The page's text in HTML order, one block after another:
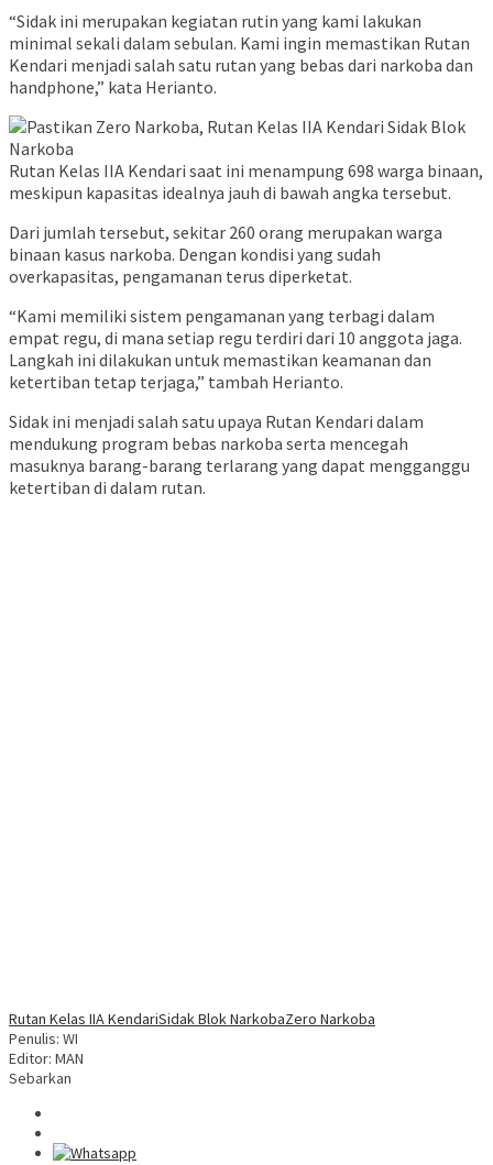
“Sidak ini merupakan kegiatan rutin yang kami lakukan
minimal sekali dalam sebulan. Kami ingin memastikan Rutan
Kendari menjadi salah satu rutan yang bebas dari narkoba dan
handphone,” kata Herianto.
Rutan Kelas IIA Kendari saat ini menampung 698 warga binaan,
meskipun kapasitas idealnya jauh di bawah angka tersebut.
Dari jumlah tersebut, sekitar 260 orang merupakan warga
binaan kasus narkoba. Dengan kondisi yang sudah
overkapasitas, pengamanan terus diperketat.
“Kami memiliki sistem pengamanan yang terbagi dalam
empat regu, di mana setiap regu terdiri dari 10 anggota jaga.
Langkah ini dilakukan untuk memastikan keamanan dan
ketertiban tetap terjaga,” tambah Herianto.
Sidak ini menjadi salah satu upaya Rutan Kendari dalam
mendukung program bebas narkoba serta mencegah
masuknya barang-barang terlarang yang dapat mengganggu
ketertiban di dalam rutan.
Rutan Kelas IIA KendariSidak Blok NarkobaZero Narkoba
Penulis: WI
Editor: MAN
Sebarkan